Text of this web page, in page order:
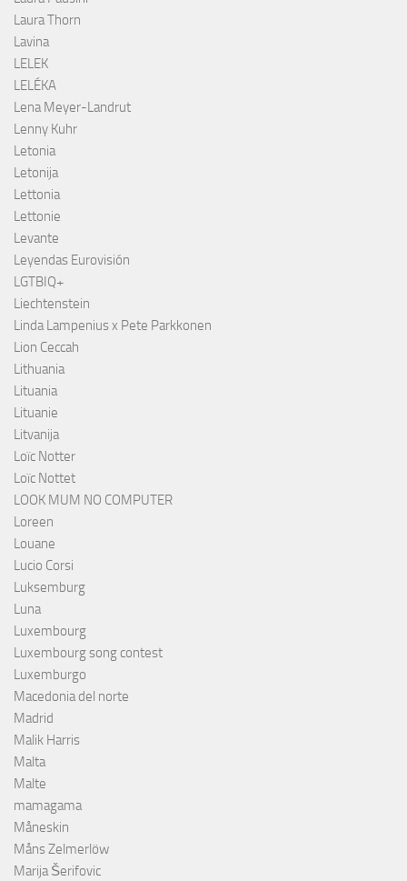
Laura Thorn
Lavina
LELEK
LELÉKA
Lena Meyer-Landrut
Lenny Kuhr
Letonia
Letonija
Lettonia
Lettonie
Levante
Leyendas Eurovisión
LGTBIQ+
Liechtenstein
Linda Lampenius x Pete Parkkonen
Lion Ceccah
Lithuania
Lituania
Lituanie
Litvanija
Loïc Notter
Loïc Nottet
LOOK MUM NO COMPUTER
Loreen
Louane
Lucio Corsi
Luksemburg
Luna
Luxembourg
Luxembourg song contest
Luxemburgo
Macedonia del norte
Madrid
Malik Harris
Malta
Malte
mamagama
Måneskin
Måns Zelmerlöw
Marija Šerifovic